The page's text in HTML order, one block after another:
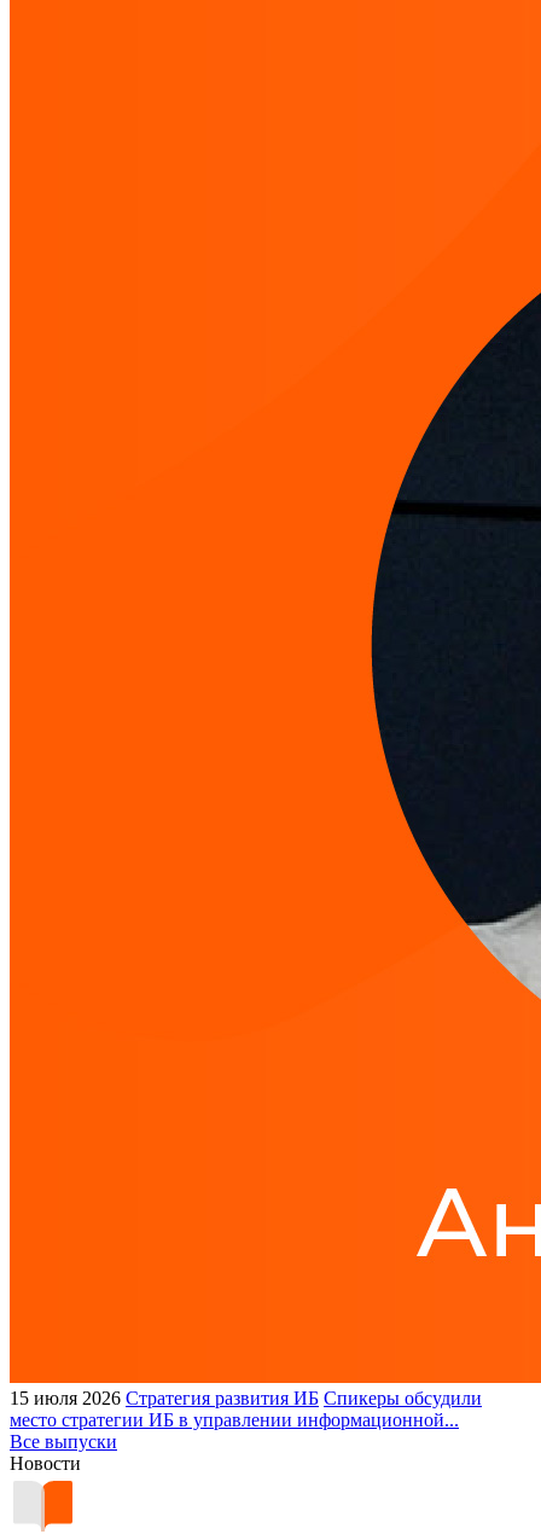
15 июля 2026 Стратегия развития ИБ Спикеры обсудили
место стратегии ИБ в управлении информационной...
Все выпуски
Новости